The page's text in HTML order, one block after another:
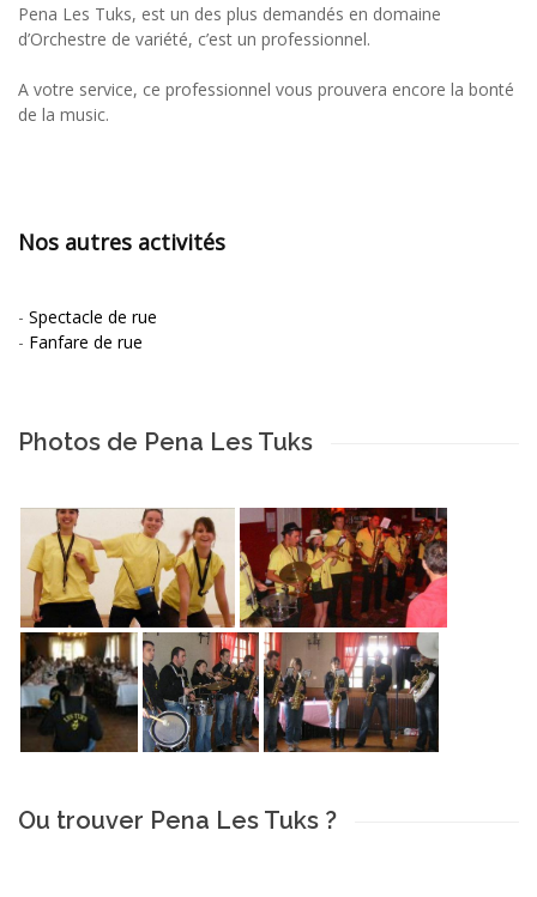
Pena Les Tuks, est un des plus demandés en domaine
d’Orchestre de variété, c’est un professionnel.
A votre service, ce professionnel vous prouvera encore la bonté
de la music.
Nos autres activités
- Spectacle de rue
- Fanfare de rue
Photos de Pena Les Tuks
Ou trouver Pena Les Tuks ?